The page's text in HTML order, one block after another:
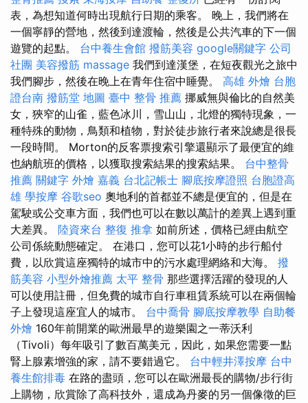
表，為想知道何時出現航行日期的乘客。 晚上，我們將在
一個寧靜的營地，然後到達渡輪，然後是公共汽車的下一個
遊覽的起點。 台中養生會館 撥筋美容 google關鍵字 公司
社團 美容撥筋 massage 我們到達漢堡，在短夜觀光之旅中
我們腳步，然後在晚上在青年住宿中睡覺。 高雄 外燴 台胞
證台南 撥筋堂 地圖 臺中 整骨 推薦 挪威無與倫比的自然美
女，狹窄的山雀，藍色冰川，雪山山，北燈的獨特現象，一
種特殊的動物，鳥類和植物，對於徒步旅行者來說總是很長
一段時間。 Morton的反客票搜索引擎還顯示了最便宜的維
也納航班的價格，以獲取搜索結果的搜索結果。 台中整骨
推薦 關鍵字 外燴 嘉義 台北記帳士 腳底按摩證照 台胞證高
雄 學按摩 谷歌seo 奧地利的首都並不總是便宜的，但是在
駕駛或公交車方面，我們也可以在數以萬計的差異上遇到重
大差異。 陸資來台 整復 推拿 如前所述，價格已經由航空
公司係統動態確定。 在港口，您可以花1小時的步行船付
費，以欣賞這座獨特的城市中的污水處理網絡和大海。 撥
筋美容 小型外燴推薦 太平 整骨 那些選擇活躍的發現的人
可以使用註冊，但免費的城市自行車租賃系統可以在兩個輪
子上發現這座宜人的城市。 台中喬骨 腳底按摩教學 自助餐
外燴 160年前開業的歐洲最早的遊樂園之一蒂沃利
（Tivoli）每年吸引了數百萬美元，因此，如果您需要一點
腎上腺素增強的家，請不要錯過它。 台中輕井澤按摩 台中
養生館排毒 在路的盡頭，您可以在歐洲最長的購物/步行街
上購物，欣賞除了高科技外，還成為丹麥的另一個像徵的巨